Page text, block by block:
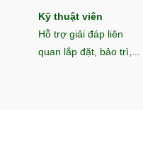
Kỹ thuật viên
Hỗ trợ giải đáp liên
quan lắp đặt, bảo trì,...